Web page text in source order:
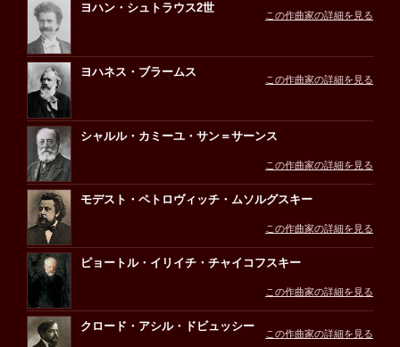
ヨハン・シュトラウス2世
この作曲家の詳細を見る
ヨハネス・ブラームス
この作曲家の詳細を見る
シャルル・カミーユ・サン＝サーンス
この作曲家の詳細を見る
モデスト・ペトロヴィッチ・ムソルグスキー
この作曲家の詳細を見る
ピョートル・イリイチ・チャイコフスキー
この作曲家の詳細を見る
クロード・アシル・ドビュッシー
この作曲家の詳細を見る